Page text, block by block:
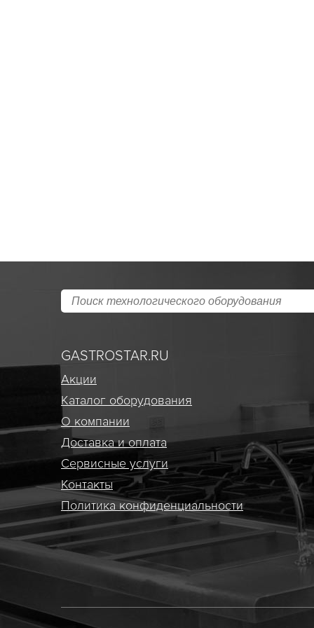
GASTROSTAR.RU
Акции
Каталог оборудования
О компании
Доставка и оплата
Сервисные услуги
Контакты
Политика конфиденциальности